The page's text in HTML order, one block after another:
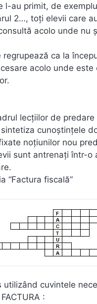
l-au primit, de
2…, toţi elevii care
acolo unde
ca la
acolo unde este
lecţiilor de
cunoştinţele
noţiunilor nou
sunt antrenaţi într-
“Factura fiscală”
cuvintele
: